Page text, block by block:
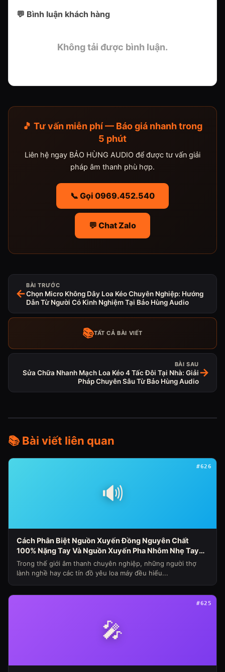
💬 Bình luận khách hàng
Không tải được bình luận.
🎵 Tư vấn miễn phí — Báo giá nhanh trong
5 phút
Liên hệ ngay BẢO HÙNG AUDIO để được tư vấn giải
pháp âm thanh phù hợp.
📞 Gọi 0969.452.540
💬 Chat Zalo
←
BÀI TRƯỚC
Chọn Micro Không Dây Loa Kéo Chuyên Nghiệp: Hướng
Dẫn Từ Người Có Kinh Nghiệm Tại Bảo Hùng Audio
📚TẤT CẢ BÀI VIẾT
BÀI SAU
Sửa Chữa Nhanh Mạch Loa Kéo 4 Tấc Đôi Tại Nhà: Giải
Pháp Chuyên Sâu Từ Bảo Hùng Audio
→
📚 Bài viết liên quan
🔊
#626
Cách Phân Biệt Nguồn Xuyến Đồng Nguyên Chất
100% Nặng Tay Và Nguồn Xuyến Pha Nhôm Nhẹ Tay
Nhanh Nóng Sụt Áp Cho Loa Máy (Chủ Đề Loa Máy
Ngày 341)
Trong thế giới âm thanh chuyên nghiệp, những người thợ
lành nghề hay các tín đồ yêu loa máy đều hiểu...
🎤
#625